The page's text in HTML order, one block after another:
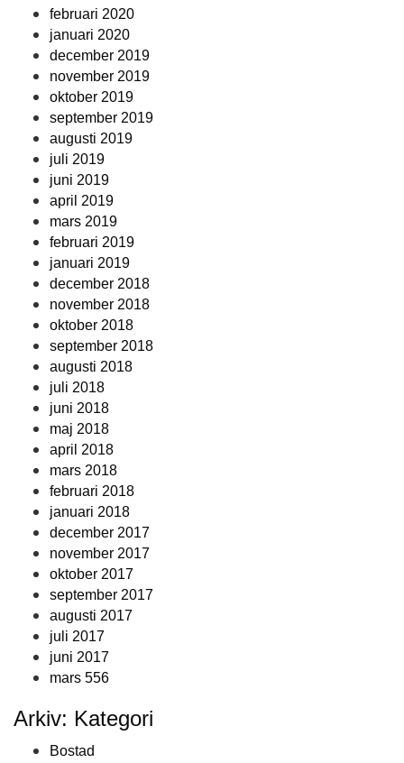
februari 2020
januari 2020
december 2019
november 2019
oktober 2019
september 2019
augusti 2019
juli 2019
juni 2019
april 2019
mars 2019
februari 2019
januari 2019
december 2018
november 2018
oktober 2018
september 2018
augusti 2018
juli 2018
juni 2018
maj 2018
april 2018
mars 2018
februari 2018
januari 2018
december 2017
november 2017
oktober 2017
september 2017
augusti 2017
juli 2017
juni 2017
mars 556
Arkiv: Kategori
Bostad